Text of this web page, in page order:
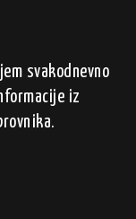
svakodnevno
iz